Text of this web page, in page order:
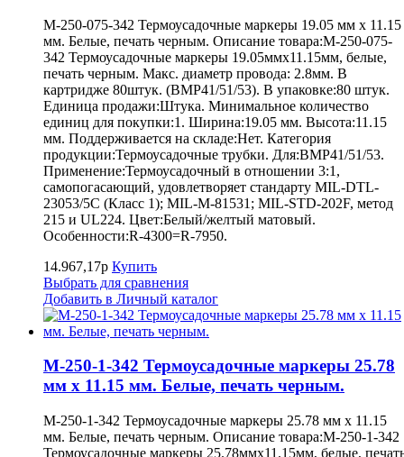
M-250-075-342 Термоусадочные маркеры 19.05 мм х 11.15
мм. Белые, печать черным. Описание товара:M-250-075-
342 Термоусадочные маркеры 19.05ммх11.15мм, белые,
печать черным. Макс. диаметр провода: 2.8мм. В
картридже 80штук. (BMP41/51/53). В упаковке:80 штук.
Единица продажи:Штука. Минимальное количество
единиц для покупки:1. Ширина:19.05 мм. Высота:11.15
мм. Поддерживается на складе:Нет. Категория
продукции:Термоусадочные трубки. Для:BMP41/51/53.
Применение:Термоусадочный в отношении 3:1,
самопогасающий, удовлетворяет стандарту MIL-DTL-
23053/5C (Класс 1); MIL-M-81531; MIL-STD-202F, метод
215 и UL224. Цвет:Белый/желтый матовый.
Особенности:R-4300=R-7950.
14.967,17р Купить
Выбрать для сравнения
Добавить в Личный каталог
M-250-1-342 Термоусадочные маркеры 25.78
мм х 11.15 мм. Белые, печать черным.
M-250-1-342 Термоусадочные маркеры 25.78 мм х 11.15
мм. Белые, печать черным. Описание товара:M-250-1-342
Термоусадочные маркеры 25.78ммх11.15мм, белые,